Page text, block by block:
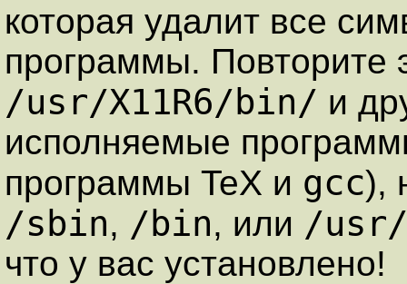
которая удалит все
программы. Повторите
/usr/X11R6/bin/ и
исполняемые
программы TeX и gcc),
/sbin, /bin, или /
что у вас установлено!